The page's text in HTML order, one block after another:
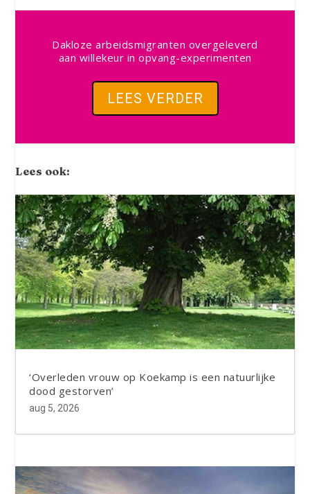
Dakloze arbeidsmigranten overgeleverd
aan willekeur in opvang-experimenten
LEES VERDER
Lees ook:
‘Overleden vrouw op Koekamp is een natuurlijke
dood gestorven’
aug 5, 2026